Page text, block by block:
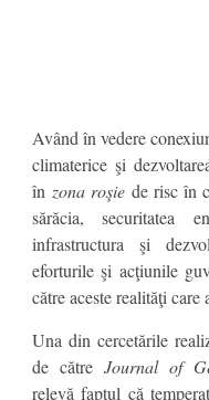
Având în vedere
climaterice şi
în zona roşie de risc în
sărăcia, securitatea
infrastructura şi
eforturile şi acţiunile
către aceste realităţi
Una din cercetările
de cătreJournal of
relevă faptul că